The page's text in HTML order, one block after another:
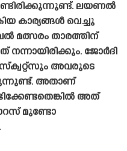
ലയണൽ
കാര്യങ്ങൾ വെച്ചു
മത്സരം താരത്തിന്
ജോർദി
അവരുടെ
അതാണ്
അത്
മുണ്ടോ